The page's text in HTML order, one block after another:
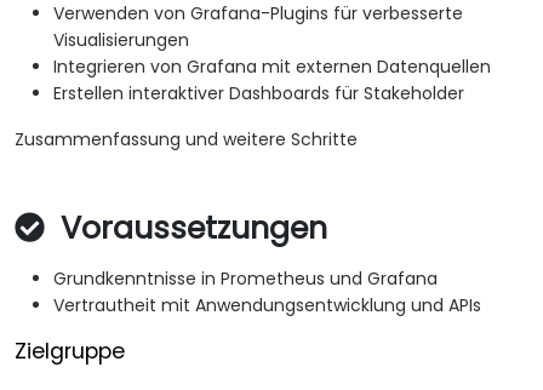
Verwenden von Grafana-Plugins für verbesserte
Visualisierungen
Integrieren von Grafana mit externen Datenquellen
Erstellen interaktiver Dashboards für Stakeholder
Zusammenfassung und weitere Schritte
Voraussetzungen
Grundkenntnisse in Prometheus und Grafana
Vertrautheit mit Anwendungsentwicklung und APIs
Zielgruppe